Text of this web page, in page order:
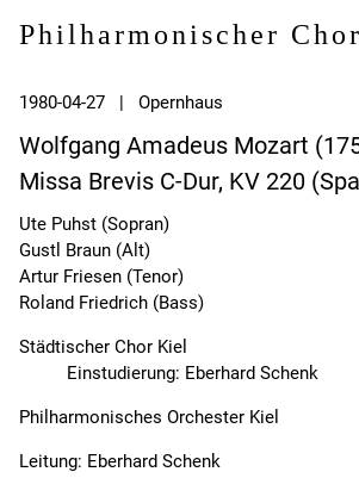
Philharmonischer
1980-04-27 | Opernhaus
Wolfgang Amadeus Mozart
Missa Brevis C-Dur, KV 220
Ute Puhst (Sopran)
Gustl Braun (Alt)
Artur Friesen (Tenor)
Roland Friedrich (Bass)
Städtischer Chor Kiel
Einstudierung: Eberhard Schenk
Philharmonisches Orchester Kiel
Leitung: Eberhard Schenk